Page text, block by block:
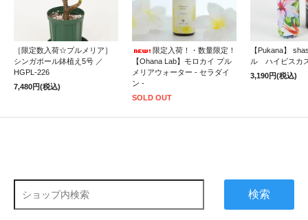
［限定数入荷☆プルメリア］
シンガポール鉢植え5号 ／
HGPL-226
7,480円(税込)
限定入荷！・数量限定！
【Ohana Lab】モロカイ プル
メリアウォーター - セラダイ
ン -
SOLD OUT
【Pukana】
ル ハイビスカ
3,190円(税込)
検索